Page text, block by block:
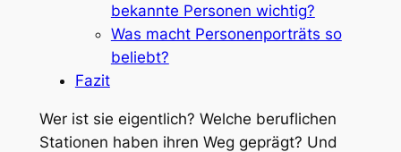
bekannte Personen wichtig?
Was macht Personenporträts so
beliebt?
Fazit
Wer ist sie eigentlich? Welche beruflichen
Stationen haben ihren Weg geprägt? Und